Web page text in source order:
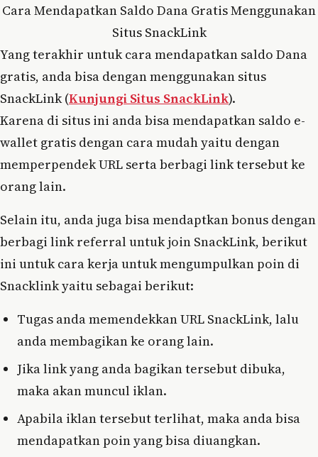
Cara Mendapatkan Saldo Dana Gratis Menggunakan
Situs SnackLink
Yang terakhir untuk cara mendapatkan saldo Dana
gratis, anda bisa dengan menggunakan situs
SnackLink (Kunjungi Situs SnackLink).
Karena di situs ini anda bisa mendapatkan saldo e-
wallet gratis dengan cara mudah yaitu dengan
memperpendek URL serta berbagi link tersebut ke
orang lain.
Selain itu, anda juga bisa mendaptkan bonus dengan
berbagi link referral untuk join SnackLink, berikut
ini untuk cara kerja untuk mengumpulkan poin di
Snacklink yaitu sebagai berikut:
Tugas anda memendekkan URL SnackLink, lalu
anda membagikan ke orang lain.
Jika link yang anda bagikan tersebut dibuka,
maka akan muncul iklan.
Apabila iklan tersebut terlihat, maka anda bisa
mendapatkan poin yang bisa diuangkan.